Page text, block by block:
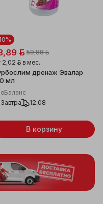
ƃ 59,88 ƃ
2,02 ƃ в мес.
дренаж Эвалар
мл
Завтра
12.08
В корзину